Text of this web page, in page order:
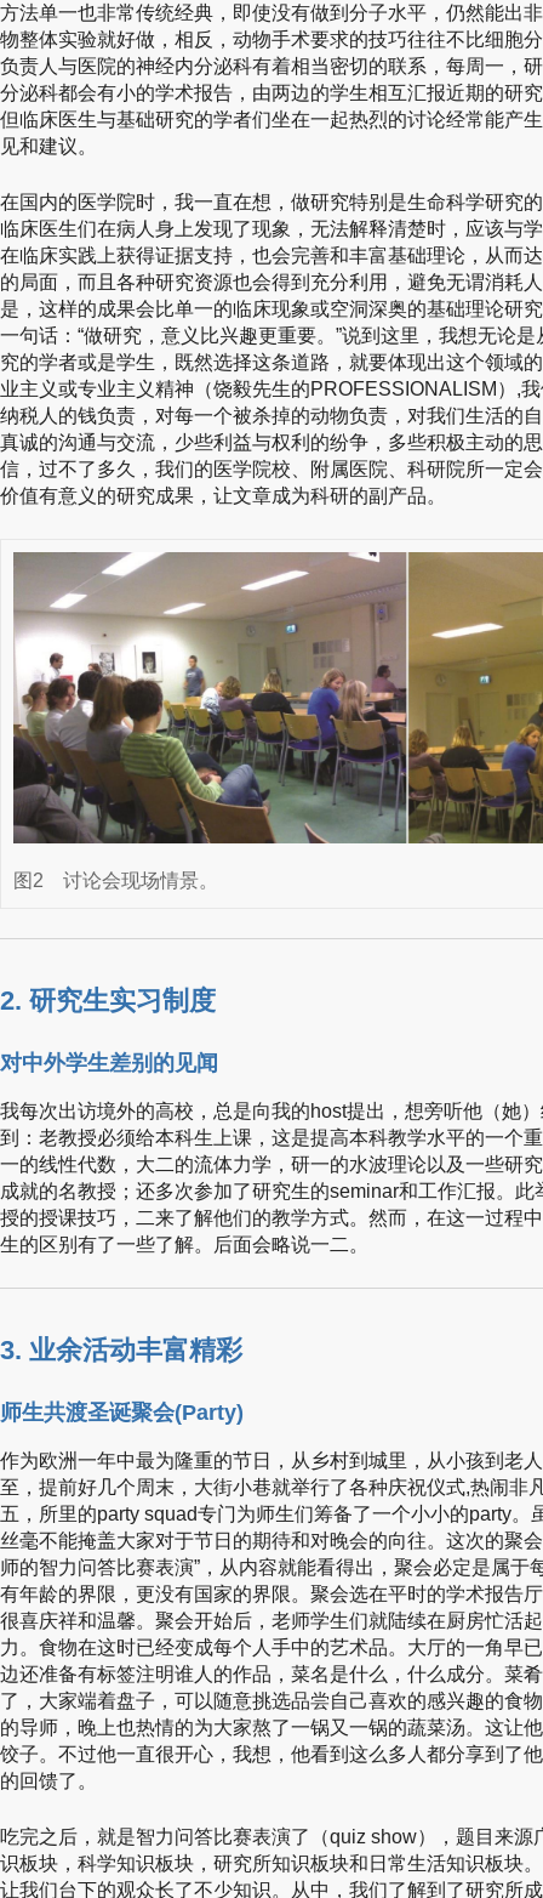
方法单一也非常传统经典，即使没有做到分子水平，仍然能出
物整体实验就好做，相反，动物手术要求的技巧往往不比细胞
负责人与医院的神经内分泌科有着相当密切的联系，每周一，
分泌科都会有小的学术报告，由两边的学生相互汇报近期的研
但临床医生与基础研究的学者们坐在一起热烈的讨论经常能产
见和建议。
在国内的医学院时，我一直在想，做研究特别是生命科学研究
临床医生们在病人身上发现了现象，无法解释清楚时，应该与
在临床实践上获得证据支持，也会完善和丰富基础理论，从而
的局面，而且各种研究资源也会得到充分利用，避免无谓消耗
是，这样的成果会比单一的临床现象或空洞深奥的基础理论研
一句话：“做研究，意义比兴趣更重要。”说到这里，我想无论
究的学者或是学生，既然选择这条道路，就要体现出这个领域
业主义或专业主义精神（饶毅先生的PROFESSIONALISM）,
纳税人的钱负责，对每一个被杀掉的动物负责，对我们生活的
真诚的沟通与交流，少些利益与权利的纷争，多些积极主动的
信，过不了多久，我们的医学院校、附属医院、科研院所一定
价值有意义的研究成果，让文章成为科研的副产品。
图2 讨论会现场情景。
2. 研究生实习制度
对中外学生差别的见闻
我每次出访境外的高校，总是向我的host提出，想旁听他（她
到：老教授必须给本科生上课，这是提高本科教学水平的一个
一的线性代数，大二的流体力学，研一的水波理论以及一些研
成就的名教授；还多次参加了研究生的seminar和工作汇报。
授的授课技巧，二来了解他们的教学方式。然而，在这一过程
生的区别有了一些了解。后面会略说一二。
3. 业余活动丰富精彩
师生共渡圣诞聚会(Party)
作为欧洲一年中最为隆重的节日，从乡村到城里，从小孩到老
至，提前好几个周末，大街小巷就举行了各种庆祝仪式,热闹非
五，所里的party squad专门为师生们筹备了一个小小的party。
丝毫不能掩盖大家对于节日的期待和对晚会的向往。这次的聚
师的智力问答比赛表演”，从内容就能看得出，聚会必定是属于
有年龄的界限，更没有国家的界限。聚会选在平时的学术报告
很喜庆祥和温馨。聚会开始后，老师学生们就陆续在厨房忙活
力。食物在这时已经变成每个人手中的艺术品。大厅的一角早
边还准备有标签注明谁人的作品，菜名是什么，什么成分。菜
了，大家端着盘子，可以随意挑选品尝自己喜欢的感兴趣的食
的导师，晚上也热情的为大家熬了一锅又一锅的蔬菜汤。这让
饺子。不过他一直很开心，我想，他看到这么多人都分享到了
的回馈了。
吃完之后，就是智力问答比赛表演了（quiz show），题目来
识板块，科学知识板块，研究所知识板块和日常生活知识板块
让我们台下的观众长了不少知识。从中，我们了解到了研究所